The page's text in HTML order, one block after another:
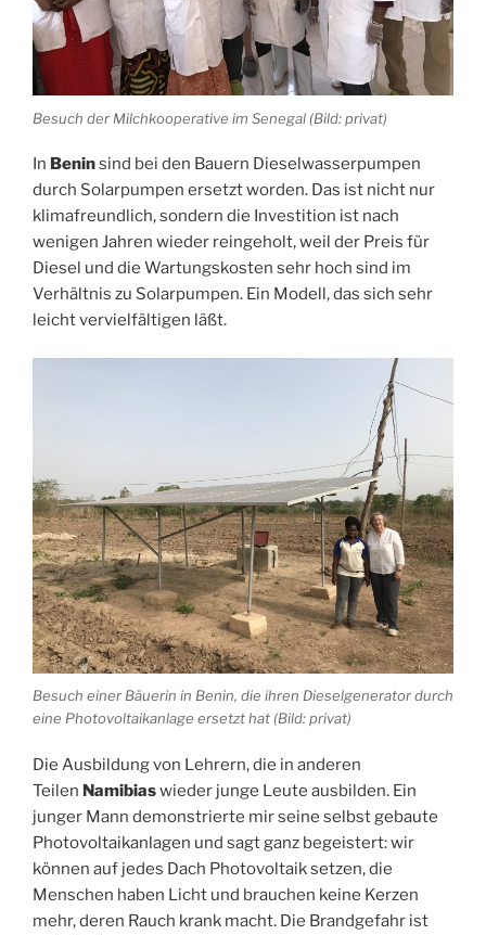
Besuch der Milchkooperative im Senegal (Bild: privat)
In Beninsind bei den Bauern Dieselwasserpumpen
durch Solarpumpen ersetzt worden. Das ist nicht nur
klimafreundlich, sondern die Investition ist nach
wenigen Jahren wieder reingeholt, weil der Preis für
Diesel und die Wartungskosten sehr hoch sind im
Verhältnis zu Solarpumpen. Ein Modell, das sich sehr
leicht vervielfältigen läßt.
Besuch einer Bäuerin in Benin, die ihren Dieselgenerator durch
eine Photovoltaikanlage ersetzt hat (Bild: privat)
Die Ausbildung von Lehrern, die in anderen
Teilen Namibiaswieder junge Leute ausbilden. Ein
junger Mann demonstrierte mir seine selbst gebaute
Photovoltaikanlagen und sagt ganz begeistert: wir
können auf jedes Dach Photovoltaik setzen, die
Menschen haben Licht und brauchen keine Kerzen
mehr, deren Rauch krank macht. Die Brandgefahr ist